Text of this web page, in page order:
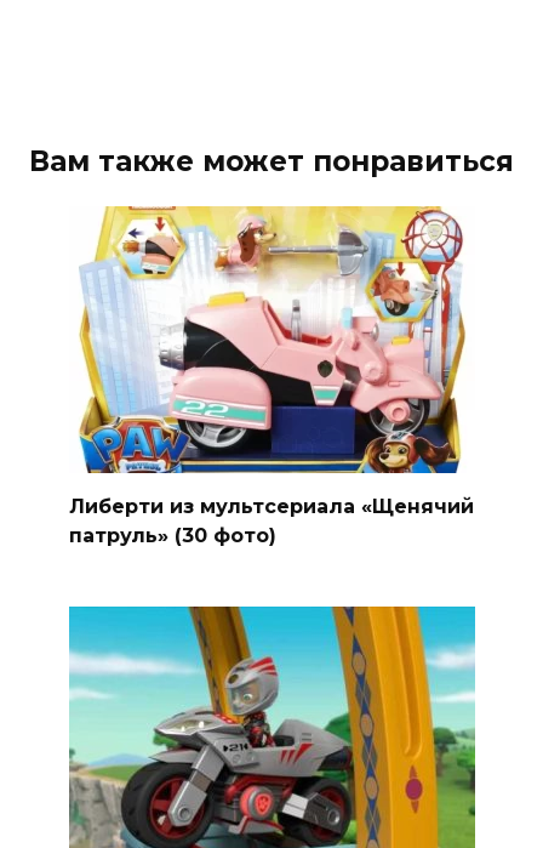
Вам также может понравиться
Либерти из мультсериала «Щенячий
патруль» (30 фото)